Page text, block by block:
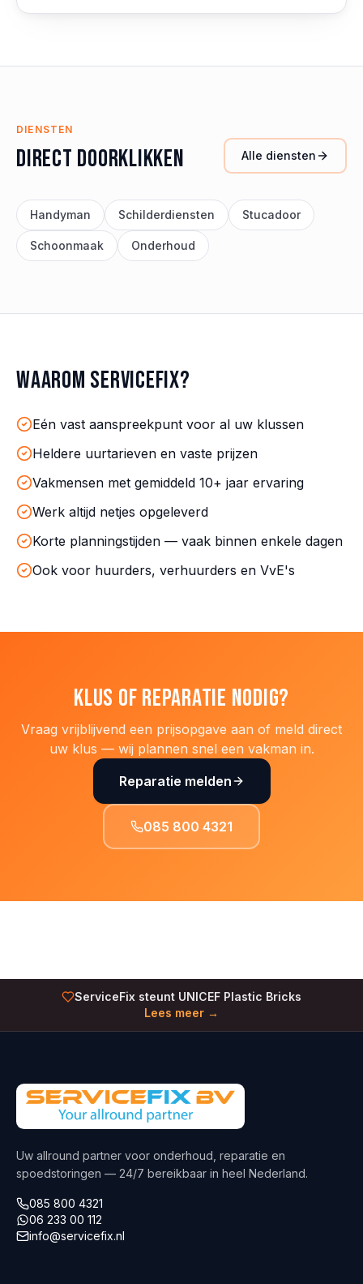
DIENSTEN
Direct doorklikken Alle diensten
Handyman Schilderdiensten Stucadoor
Schoonmaak Onderhoud
Waarom ServiceFix?
Eén vast aanspreekpunt voor al uw klussen
Heldere uurtarieven en vaste prijzen
Vakmensen met gemiddeld 10+ jaar ervaring
Werk altijd netjes opgeleverd
Korte planningstijden — vaak binnen enkele dagen
Ook voor huurders, verhuurders en VvE's
Klus of reparatie nodig?
Vraag vrijblijvend een prijsopgave aan of meld direct
uw klus — wij plannen snel een vakman in.
Reparatie melden
085 800 4321
ServiceFix steunt UNICEF Plastic Bricks
Lees meer →
Uw allround partner voor onderhoud, reparatie en
spoedstoringen — 24/7 bereikbaar in heel Nederland.
085 800 4321
06 233 00 112
info@servicefix.nl